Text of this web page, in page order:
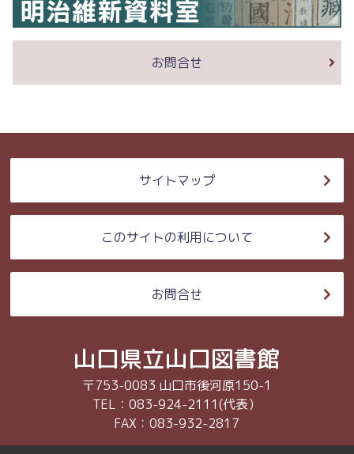
お問合せ
サイトマップ
このサイトの利用について
お問合せ
山口県立山口図書館
〒753-0083 山口市後河原150-1
TEL：083-924-2111(代表）
FAX：083-932-2817